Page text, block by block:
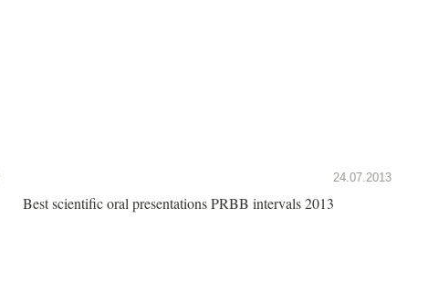
24.07.2013
Best scientific oral presentations PRBB intervals 2013